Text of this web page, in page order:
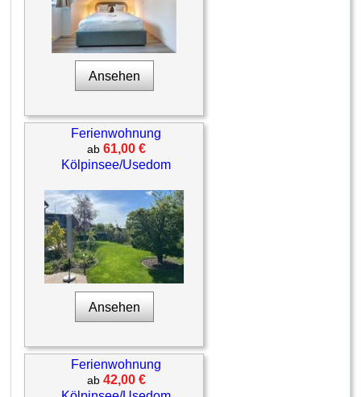
Ansehen
Ferienwohnung
ab 61,00 €
Kölpinsee/Usedom
Ansehen
Ferienwohnung
ab 42,00 €